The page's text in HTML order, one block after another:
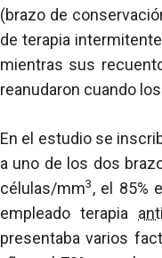
(brazo de
de terapia
mientras sus
reanudaron cuando
En el estudio se
a uno de los dos
células/mm3, el 85%
empleado terapia
presentaba varios